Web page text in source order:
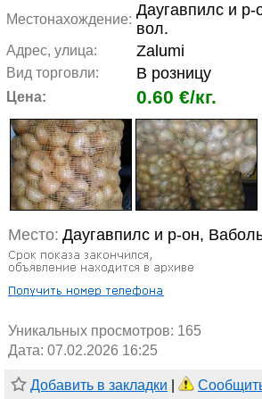
Местонахождение:
Даугавпилс и р-
вол.
Адрес, улица: Zalumi
Вид торговли: В розницу
Цена: 0.60 €/кг.
Место: Даугавпилс и р-он,
Уникальных просмотров: 165
Дата: 07.02.2026 16:25
Добавить в закладки